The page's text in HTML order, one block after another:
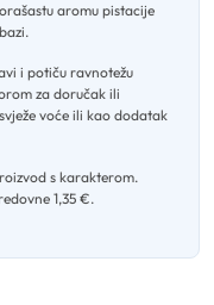
aromu pistacije
.
i potiču ravnotežu
za doručak ili
voće ili kao dodatak
s karakterom.
1,35 €.